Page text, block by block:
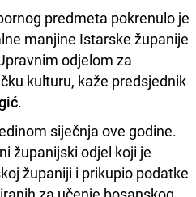
predmeta pokrenulo je
manjine Istarske županije
odjelom za
kulturu, kaže predsjednik
.
siječnja ove godine.
županijski odjel koji je
županiji i prikupio podatke